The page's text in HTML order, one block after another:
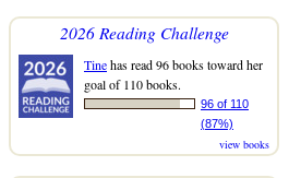
2026 Reading Challenge
Tinehas read 96 books toward her
goal of 110 books.
96 of 110
(87%)
view books